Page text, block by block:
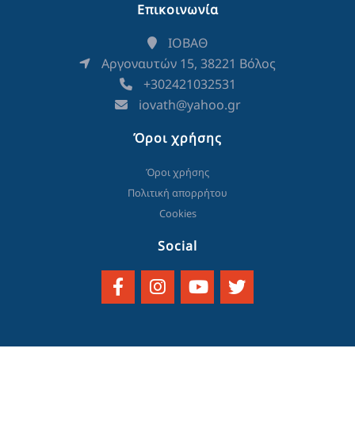
Επικοινωνία
ΙΟΒΑΘ
Αργοναυτών 15, 38221 Βόλος
+302421032531
iovath@yahoo.gr
Όροι χρήσης
Όροι χρήσης
Πολιτική απορρήτου
Cookies
Social